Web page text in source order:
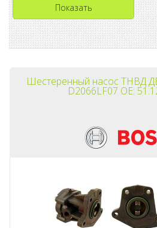
Шестеренный насос ТНВД
D2066LF07 OE: